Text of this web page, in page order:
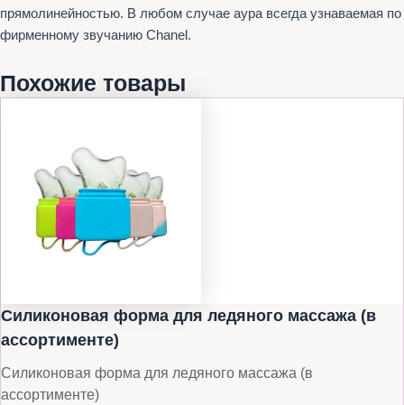
прямолинейностью. В любом случае аура всегда узнаваемая по
фирменному звучанию Chanel.
Похожие товары
Силиконовая форма для ледяного массажа (в
ассортименте)
Силиконовая форма для ледяного массажа (в
ассортименте)